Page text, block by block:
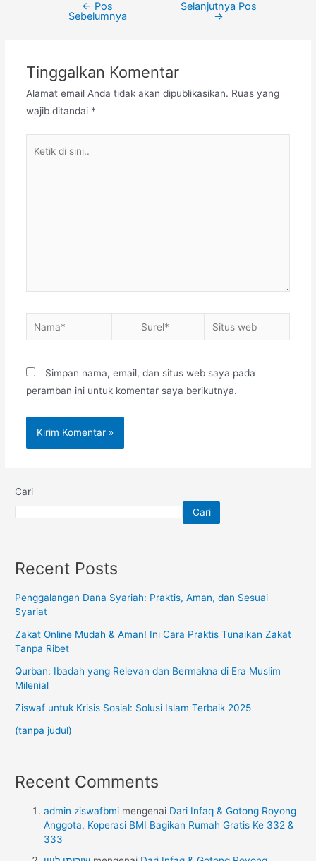
← Pos
Sebelumnya
Selanjutnya Pos
→
Tinggalkan Komentar
Alamat email Anda tidak akan dipublikasikan. Ruas yang
wajib ditandai *
Simpan nama, email, dan situs web saya pada
peramban ini untuk komentar saya berikutnya.
Cari
Cari
Recent Posts
Penggalangan Dana Syariah: Praktis, Aman, dan Sesuai
Syariat
Zakat Online Mudah & Aman! Ini Cara Praktis Tunaikan Zakat
Tanpa Ribet
Qurban: Ibadah yang Relevan dan Bermakna di Era Muslim
Milenial
Ziswaf untuk Krisis Sosial: Solusi Islam Terbaik 2025
(tanpa judul)
Recent Comments
admin ziswafbmi mengenai Dari Infaq & Gotong Royong
Anggota, Koperasi BMI Bagikan Rumah Gratis Ke 332 &
333